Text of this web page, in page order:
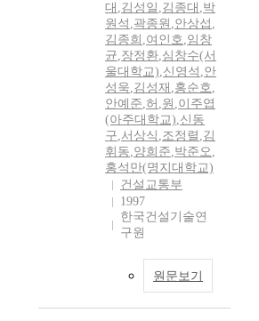
대 ,김성일 ,김종대 ,박
원석 ,곽종원 ,안상섭 ,
김종희 ,여인호,임창
균,장정환,심창수(서
울대학교),신영석 ,안
성욱,김성재 ,홍순호,
안예준,허 ,원 ,이주엽
(아주대학교),신동
구,서상식 ,조정렬 ,김
휘동,양희준,박준오,
홍석만(명지대학교)
건설교통부
1997
한국건설기술연
구원
원문보기